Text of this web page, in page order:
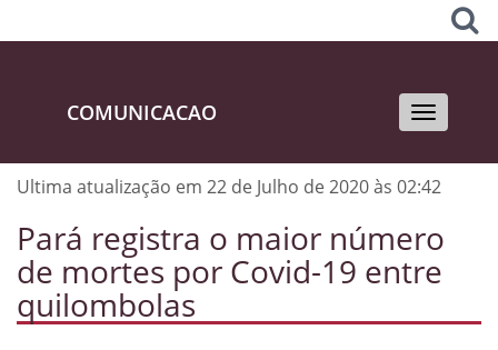
Toggle
COMUNICACAO
Ultima atualização em 22 de Julho de 2020 às 02:42
Pará registra o maior número
de mortes por Covid-19 entre
quilombolas